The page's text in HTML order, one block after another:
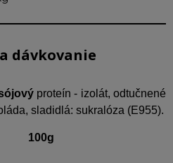
dávkovanie
proteín - izolát, odtučnené
sladidlá: sukralóza (E955).
v 100g